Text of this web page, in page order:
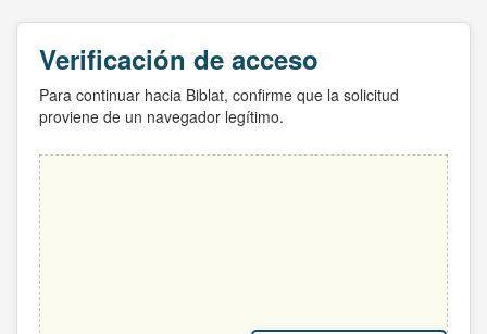
Verificación de acceso
Para continuar hacia Biblat, confirme que la solicitud
proviene de un navegador legítimo.